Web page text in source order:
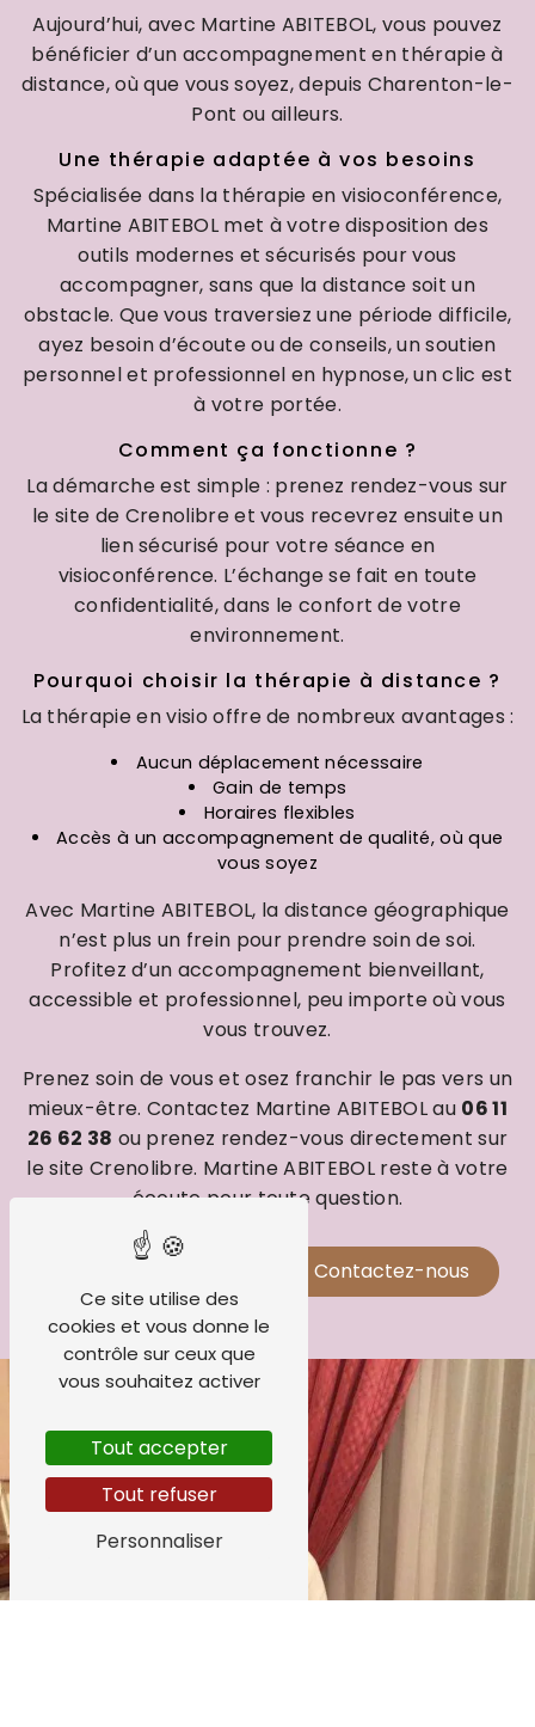
Aujourd’hui, avec Martine ABITEBOL, vous pouvez
bénéficier d’un accompagnement en thérapie à
distance, où que vous soyez, depuis Charenton-le-
Pont ou ailleurs.
Une thérapie adaptée à vos besoins
Spécialisée dans la thérapie en visioconférence,
Martine ABITEBOL met à votre disposition des
outils modernes et sécurisés pour vous
accompagner, sans que la distance soit un
obstacle. Que vous traversiez une période difficile,
ayez besoin d’écoute ou de conseils, un soutien
personnel et professionnel en hypnose, un clic est
à votre portée.
Comment ça fonctionne ?
La démarche est simple : prenez rendez-vous sur
le site de Crenolibre et vous recevrez ensuite un
lien sécurisé pour votre séance en
visioconférence. L’échange se fait en toute
confidentialité, dans le confort de votre
environnement.
Pourquoi choisir la thérapie à distance ?
La thérapie en visio offre de nombreux avantages :
Aucun déplacement nécessaire
Gain de temps
Horaires flexibles
Accès à un accompagnement de qualité, où que
vous soyez
Avec Martine ABITEBOL, la distance géographique
n’est plus un frein pour prendre soin de soi.
Profitez d’un accompagnement bienveillant,
accessible et professionnel, peu importe où vous
vous trouvez.
Prenez soin de vous et osez franchir le pas vers un
mieux-être. Contactez Martine ABITEBOL au 06 11
26 62 38 ou prenez rendez-vous directement sur
le site Crenolibre. Martine ABITEBOL reste à votre
écoute pour toute question.
Contactez-nous
Ce site utilise des
cookies et vous donne le
contrôle sur ceux que
vous souhaitez activer
Tout accepter
Tout refuser
Personnaliser